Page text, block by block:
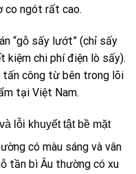
co ngót rất cao.
“gỗ sấy lướt” (chỉ sấy
kiệm chi phí điện lò sấy).
tấn công từ bên trong lõi
tại Việt Nam.
lỗi khuyết tật bề mặt
có màu sáng và vân
tần bì Âu thường có xu